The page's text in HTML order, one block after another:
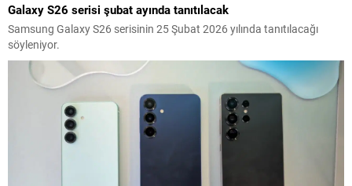
Galaxy S26 serisi şubat ayında tanıtılacak
Samsung Galaxy S26 serisinin 25 Şubat 2026 yılında tanıtılacağı
söyleniyor.